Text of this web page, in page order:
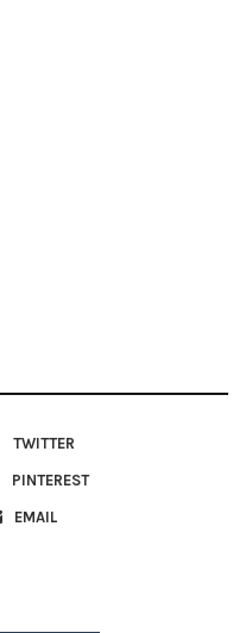
TWITTER
PINTEREST
EMAIL